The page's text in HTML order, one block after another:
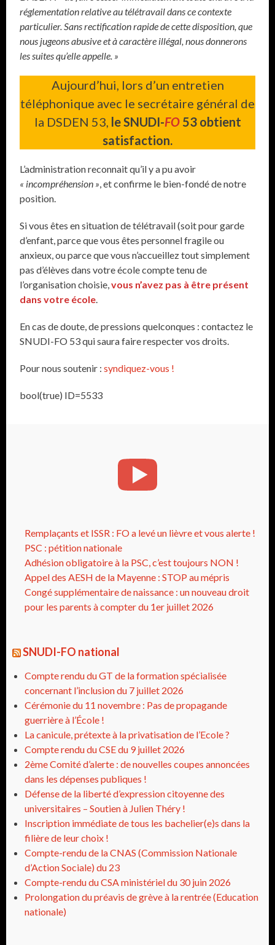
réglementation relative au télétravail dans ce contexte
particulier. Sans rectification rapide de cette disposition, que
nous jugeons abusive et à caractère illégal, nous donnerons
les suites qu’elle appelle. »
Aujourd’hui, lors d’un entretien
téléphonique avec le secrétaire général de
la DSDEN 53, le SNUDI-FO53 obtient
satisfaction.
L’administration reconnait qu’il y a pu avoir
« incompréhension » , et confirme le bien-fondé de notre
position.
Si vous êtes en situation de télétravail (soit pour garde
d’enfant, parce que vous êtes personnel fragile ou
anxieux, ou parce que vous n’accueillez tout simplement
pas d’élèves dans votre école compte tenu de
l’organisation choisie,vous n’avez pas à être présent
dans votre école
En cas de doute, de pressions quelconques : contactez le
SNUDI-FO 53 qui saura faire respecter vos droits.
Pour nous soutenir :syndiquez-vous !
bool(true) ID=5533
Remplaçants et ISSR : FO a levé un lièvre et vous alerte !
PSC : pétition nationale
Adhésion obligatoire à la PSC, c’est toujours NON !
Appel des AESH de la Mayenne : STOP au mépris
Congé supplémentaire de naissance : un nouveau droit
pour les parents à compter du 1er juillet 2026
SNUDI-FO national
Compte rendu du GT de la formation spécialisée
concernant l’inclusion du 7 juillet 2026
Cérémonie du 11 novembre : Pas de propagande
guerrière à l’École !
La canicule, prétexte à la privatisation de l’Ecole ?
Compte rendu du CSE du 9 juillet 2026
2ème Comité d’alerte : de nouvelles coupes annoncées
dans les dépenses publiques !
Défense de la liberté d’expression citoyenne des
universitaires – Soutien à Julien Théry !
Inscription immédiate de tous les bachelier(e)s dans la
filière de leur choix !
Compte-rendu de la CNAS (Commission Nationale
d’Action Sociale) du 23
Compte-rendu du CSA ministériel du 30 juin 2026
Prolongation du préavis de grève à la rentrée (Education
nationale)